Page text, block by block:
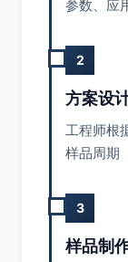
参数、应
2
方案设
工程师根
样品周期
3
样品制